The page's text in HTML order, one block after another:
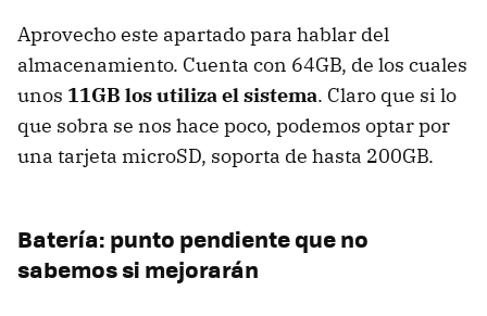
Aprovecho este apartado para hablar del
almacenamiento. Cuenta con 64GB, de los cuales
unos 11GB los utiliza el sistema. Claro que si lo
que sobra se nos hace poco, podemos optar por
una tarjeta microSD, soporta de hasta 200GB.
Batería: punto pendiente que no
sabemos si mejorarán